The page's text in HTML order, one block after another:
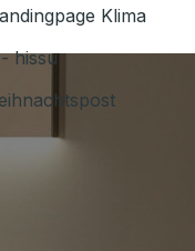
Klima
hissu